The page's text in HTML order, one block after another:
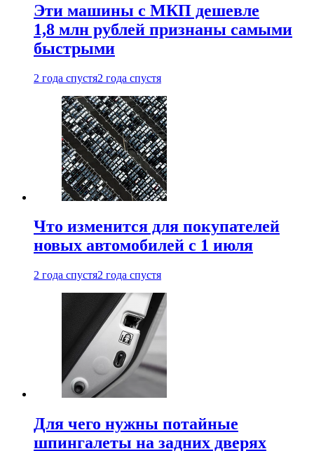
Эти машины с МКП дешевле
1,8 млн рублей признаны самыми
быстрыми
2 года спустя2 года спустя
Что изменится для покупателей
новых автомобилей с 1 июля
2 года спустя2 года спустя
Для чего нужны потайные
шпингалеты на задних дверях